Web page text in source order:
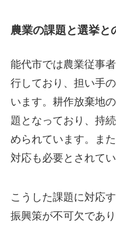
農業の課題と選挙と
能代市では農業従事
行しており、担い手
います。耕作放棄地
題となっており、持
められています。ま
対応も必要とされてい
こうした課題に対応
振興策が不可欠であ